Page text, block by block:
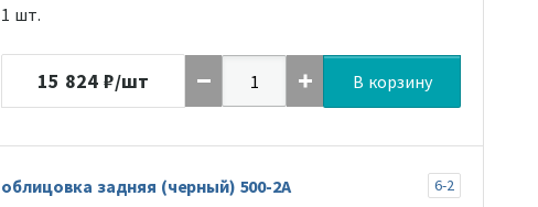
1 шт.
15 824 ₽/шт В корзину
облицовка задняя (черный) 500-2A 6-2